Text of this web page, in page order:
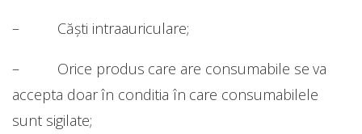
– Căști intraauriculare;
– Orice produs care are consumabile se va
accepta doar în conditia în care consumabilele
sunt sigilate;